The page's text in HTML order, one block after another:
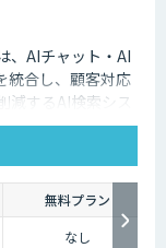
、AIチャット・AI
統合し、顧客対応
減するAI検索シス
でも即座に答えを
無料プラン
なし